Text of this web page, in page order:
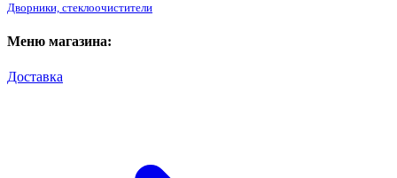
Дворники, стеклоочистители
Меню магазина:
Доставка